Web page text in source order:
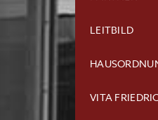
LEITBILD
VITA